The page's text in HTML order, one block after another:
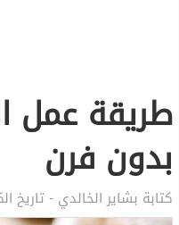
طريقة عمل
بدون فرن
كتابة بشاير الخالدي - تاريخ